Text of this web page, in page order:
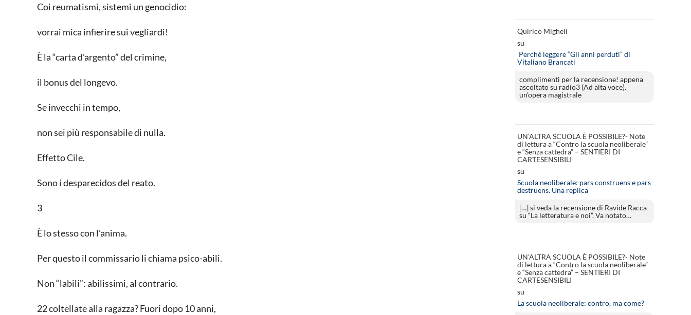
Coi reumatismi, sistemi un genocidio:
vorrai mica infierire sui vegliardi!
È la “carta d’argento” del crimine,
il bonus del longevo.
Se invecchi in tempo,
non sei più responsabile di nulla.
Effetto Cile.
Sono i desparecidos del reato.
3
È lo stesso con l’anima.
Per questo il commissario li chiama psico-abili.
Non “labili”: abilissimi, al contrario.
22 coltellate alla ragazza? Fuori dopo 10 anni,
Quirico Migheli
su
Perché leggere “Gli anni perduti” di
Vitaliano Brancati
complimenti per la recensione! appena
ascoltato su radio3 (Ad alta voce).
un’opera magistrale
UN’ALTRA SCUOLA È POSSIBILE?- Note
di lettura a “Contro la scuola neoliberale”
e “Senza cattedra” – SENTIERI DI
CARTESENSIBILI
su
Scuola neoliberale: pars construens e pars
destruens. Una replica
[…] si veda la recensione di Ravide Racca
su “La letteratura e noi”. Va notato…
UN’ALTRA SCUOLA È POSSIBILE?- Note
di lettura a “Contro la scuola neoliberale”
e “Senza cattedra” – SENTIERI DI
CARTESENSIBILI
su
La scuola neoliberale: contro, ma come?